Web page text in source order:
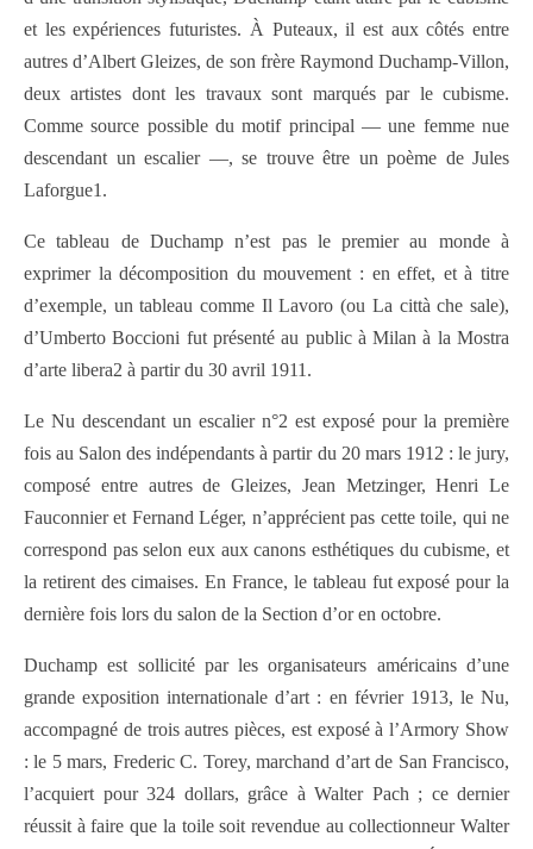
et les expériences futuristes. À Puteaux, il est aux côtés entre
autres d’Albert Gleizes, de son frère Raymond Duchamp-Villon,
deux artistes dont les travaux sont marqués par le cubisme.
Comme source possible du motif principal — une femme nue
descendant un escalier —, se trouve être un poème de Jules
Laforgue1.
Ce tableau de Duchamp n’est pas le premier au monde à
exprimer la décomposition du mouvement : en effet, et à titre
d’exemple, un tableau comme Il Lavoro (ou La città che sale),
d’Umberto Boccioni fut présenté au public à Milan à la Mostra
d’arte libera2 à partir du 30 avril 1911.
Le Nu descendant un escalier n°2 est exposé pour la première
fois au Salon des indépendants à partir du 20 mars 1912 : le jury,
composé entre autres de Gleizes, Jean Metzinger, Henri Le
Fauconnier et Fernand Léger, n’apprécient pas cette toile, qui ne
correspond pas selon eux aux canons esthétiques du cubisme, et
la retirent des cimaises. En France, le tableau fut exposé pour la
dernière fois lors du salon de la Section d’or en octobre.
Duchamp est sollicité par les organisateurs américains d’une
grande exposition internationale d’art : en février 1913, le Nu,
accompagné de trois autres pièces, est exposé à l’Armory Show
: le 5 mars, Frederic C. Torey, marchand d’art de San Francisco,
l’acquiert pour 324 dollars, grâce à Walter Pach ; ce dernier
réussit à faire que la toile soit revendue au collectionneur Walter